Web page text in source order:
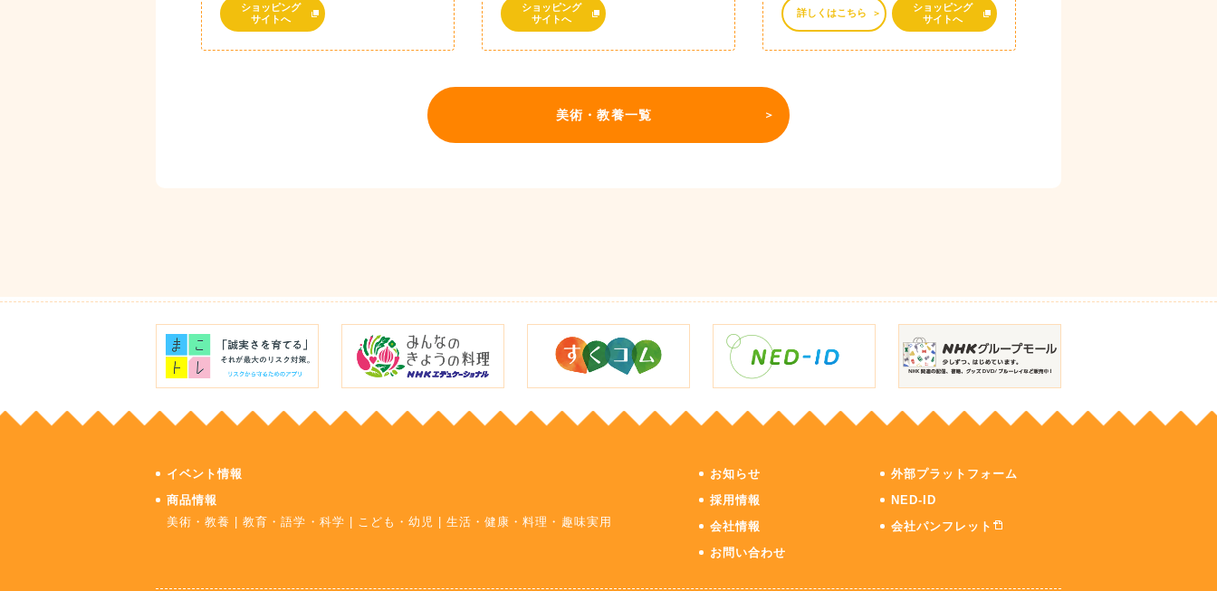
ショッピング
サイトへ
ショッピング
サイトへ
詳しくはこちら
ショッピング
サイトへ
美術・教養一覧
イベント情報
商品情報
美術・教養
|教育・語学・科学 こども・幼児 |生活・健康・料理・趣味実用
お知らせ
採用情報
会社情報
お問い合わせ
外部プラットフォーム
NED-ID
会社パンフレット